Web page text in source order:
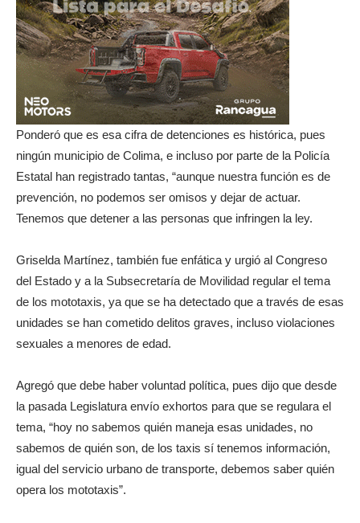
Ponderó que es esa cifra de detenciones es histórica, pues
ningún municipio de Colima, e incluso por parte de la Policía
Estatal han registrado tantas, “aunque nuestra función es de
prevención, no podemos ser omisos y dejar de actuar.
Tenemos que detener a las personas que infringen la ley.
Griselda Martínez, también fue enfática y urgió al Congreso
del Estado y a la Subsecretaría de Movilidad regular el tema
de los mototaxis, ya que se ha detectado que a través de esas
unidades se han cometido delitos graves, incluso violaciones
sexuales a menores de edad.
Agregó que debe haber voluntad política, pues dijo que desde
la pasada Legislatura envío exhortos para que se regulara el
tema, “hoy no sabemos quién maneja esas unidades, no
sabemos de quién son, de los taxis sí tenemos información,
igual del servicio urbano de transporte, debemos saber quién
opera los mototaxis”.